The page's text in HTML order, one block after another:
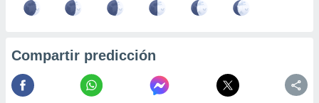
Compartir predicción